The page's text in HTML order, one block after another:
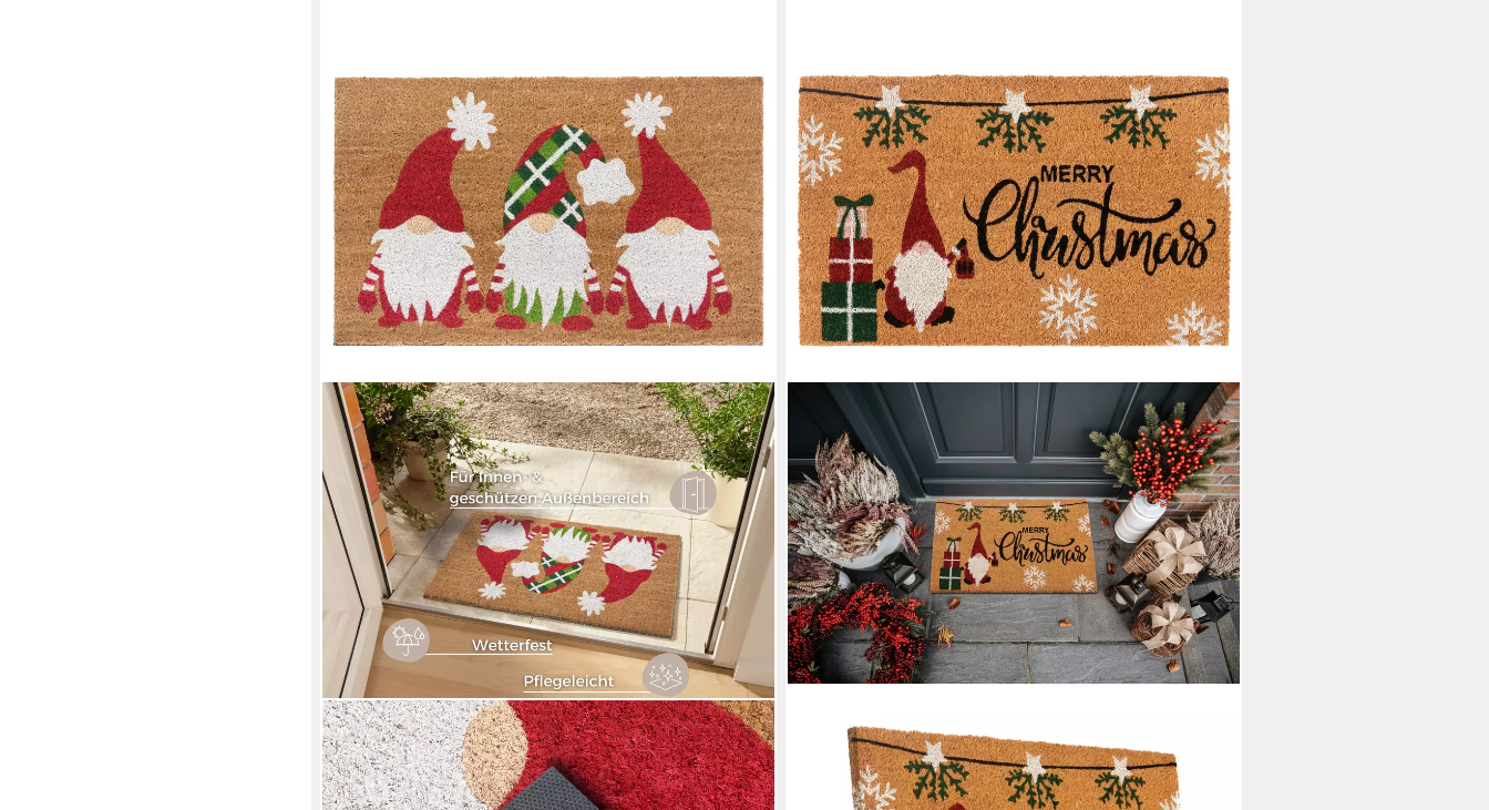
HANSE HOME
Fußmatte Mix Mats Kokos Christmas Gnomes, Türmatte,
rechteckig, Höhe: 15 mm, Weihnachten,
Schmutzfangmatte, Outdoor, Rutschfest, Innen,
HANSE HOME
Fußmatte Kokos Merry Christmas Gifts, Türmatte,
rechteckig, Höhe: 15 mm, Schmutzfangmatte, Rutschfest,
Outdoor, Weihnachten, Kokosmatte, Flur